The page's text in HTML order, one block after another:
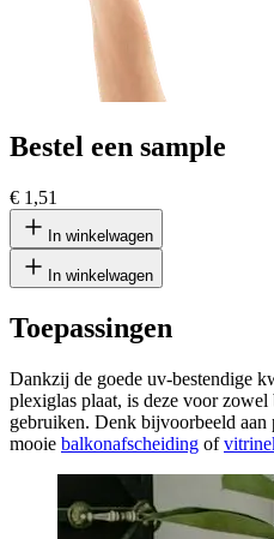
Bestel een sample
€ 1,51
In winkelwagen
In winkelwagen
Toepassingen
Dankzij de goede uv-bestendige
plexiglas plaat, is deze voor zowel
gebruiken. Denk bijvoorbeeld aan
mooie balkonafscheiding of